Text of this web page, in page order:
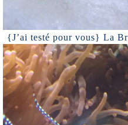
{J’ai testé pour vous} La